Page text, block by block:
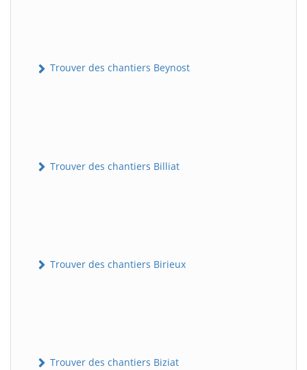
Trouver des chantiers Beynost
Trouver des chantiers Billiat
Trouver des chantiers Birieux
Trouver des chantiers Biziat